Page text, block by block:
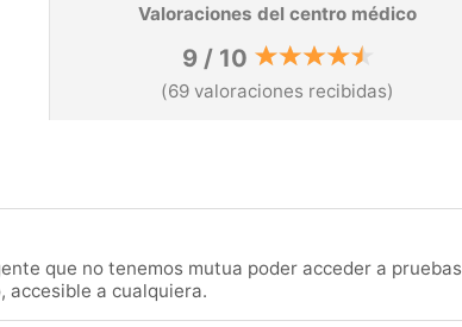
Valoraciones del centro médico
9 / 10
(69 valoraciones recibidas)
que no tenemos mutua poder acceder a pruebas
accesible a cualquiera.